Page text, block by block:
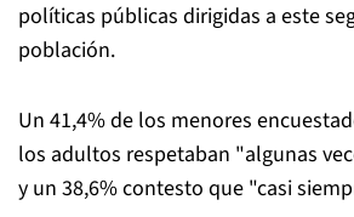
políticas públicas dirigidas a este
población.
Un 41,4% de los menores
los adultos respetaban "algunas
y un 38,6% contesto que "casi